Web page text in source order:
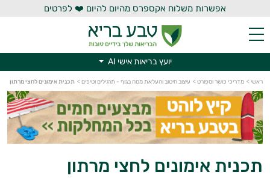
אפשרות משלוח אקספרס מהיום להיום ❤️ לפרטים
יועץ בריאות אישי AI
ראשי > מדריכי כושר וספורט > עיצוב חיטוב והעלאת מסה בגוף - תרגילים וטיפים > תכנית אימונים לחצי מרתון
תכנית אימונים לחצי מרתון
יועץ בריאות אישי AI